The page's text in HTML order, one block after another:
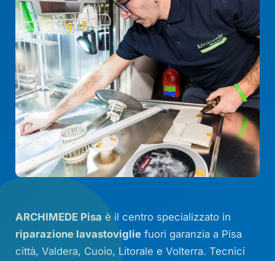
ARCHIMEDE Pisa è il centro specializzato in
riparazione lavastoviglie fuori garanzia a Pisa
città, Valdera, Cuoio, Litorale e Volterra. Tecnici